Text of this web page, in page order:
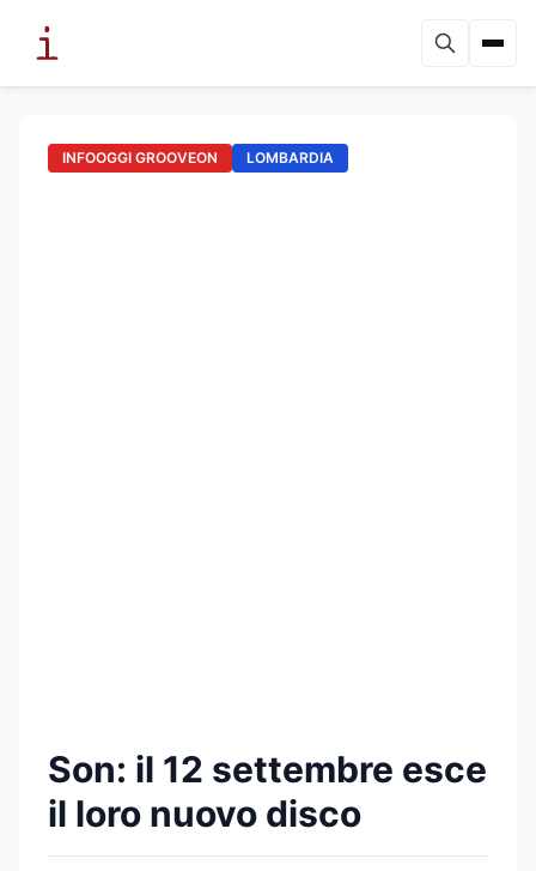
INFOOGGI GROOVEON LOMBARDIA
Son: il 12 settembre esce
il loro nuovo disco